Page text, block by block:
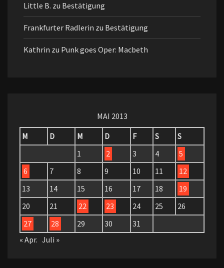
Little B. zu Bestätigung
Frankfurter Radlerin zu Bestätigung
Kathrin zu Punk goes Oper: Macbeth
MAI 2013
M
D M D F S
S
1
2 3 4
5
6
7 8 9 10 11
12
13
14 15 16 17 18
19
20
21 22 23 24 25
26
27
28 29 30
31
« Apr. Juli »